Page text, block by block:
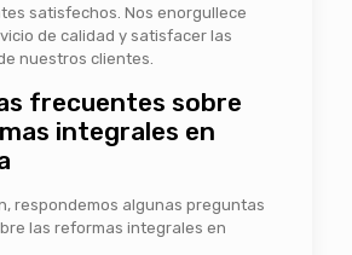
satisfechos. Nos enorgullece
de calidad y satisfacer las
nuestros clientes.
frecuentes sobre
integrales en
respondemos algunas preguntas
las reformas integrales en